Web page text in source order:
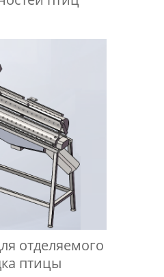
отделяемого
птицы